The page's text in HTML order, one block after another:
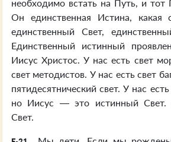
необходимо встать на Путь, и
Он единственная Истина, какая
единственный Свет,
Единственный истинный
Иисус Христос. У нас есть свет
свет методистов. У нас есть свет
пятидесятнический свет. У нас
но Иисус — это истинный Свет.
Свет.